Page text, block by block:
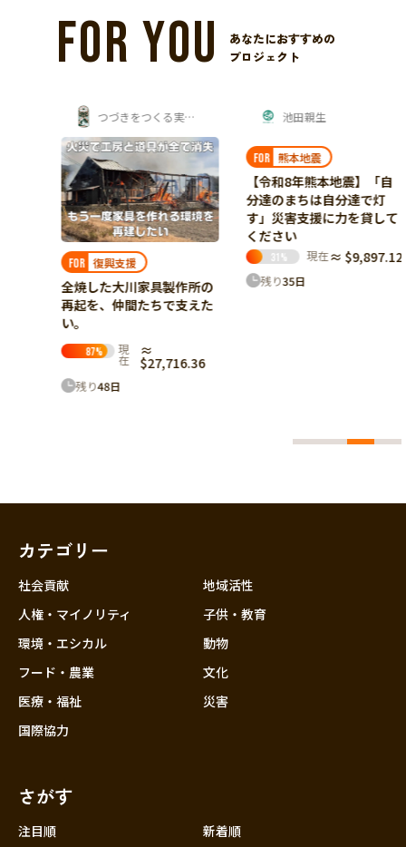
FOR YOU
あなたにおすすめの
プロジェクト
つづきをつくる実行委員会
FOR 復興支援
全焼した大川家具製作所の
再起を、仲間たちで支えた
い。
87% 現
在
≈
$27,716.36
残り48日
池田親生
FOR 熊本地震
【令和8年熊本地震】「自
分達のまちは自分達で灯
す」災害支援に力を貸して
ください
31 % 現在≈ $9,897.12
残り35日
カテゴリー
社会貢献
人権・マイノリティ
環境・エシカル
フード・農業
医療・福祉
国際協力
地域活性
子供・教育
動物
文化
災害
さがす
注目順
新着順